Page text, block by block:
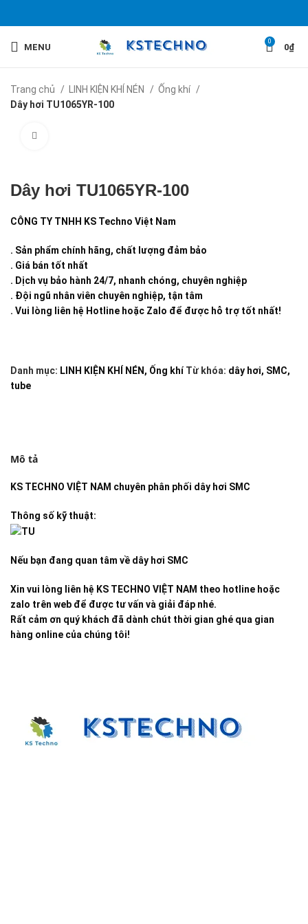
MENU
0
0₫
Trang chủ LINH KIỆN KHÍ NÉN
Ống khí
Dây hơi TU1065YR-100
Dây hơi TU1065YR-100
CÔNG TY TNHH KS Techno Việt Nam
. Sản phẩm chính hãng, chất lượng đảm bảo
. Giá bán tốt nhất
. Dịch vụ bảo hành 24/7, nhanh chóng, chuyên nghiệp
. Đội ngũ nhân viên chuyên nghiệp, tận tâm
. Vui lòng liên hệ Hotline hoặc Zalo để được hỗ trợ tốt nhất!
Danh mục: LINH KIỆN KHÍ NÉN , Ống khí Từ khóa: dây hơi, SMC,
tube
Mô tả
KS TECHNO VIỆT NAM chuyên phân phối dây hơi SMC
Thông số kỹ thuật:
Nếu bạn đang quan tâm về dây hơi SMC
Xin vui lòng liên hệ KS TECHNO VIỆT NAM theo hotline hoặc
zalo trên web để được tư vấn và giải đáp nhé.
Rất cảm ơn quý khách đã dành chút thời gian ghé qua gian
hàng online của chúng tôi!